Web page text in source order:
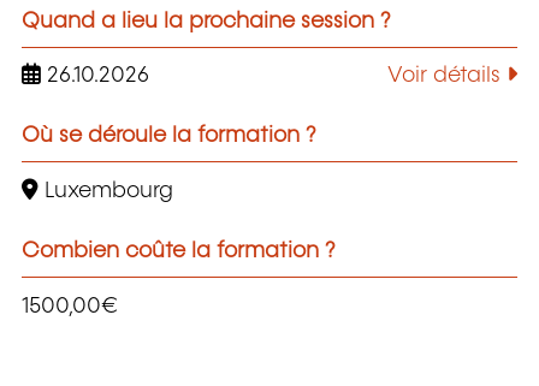
Quand a lieu la prochaine session ?
26.10.2026 Voir détails
Où se déroule la formation ?
Luxembourg
Combien coûte la formation ?
1500,00€